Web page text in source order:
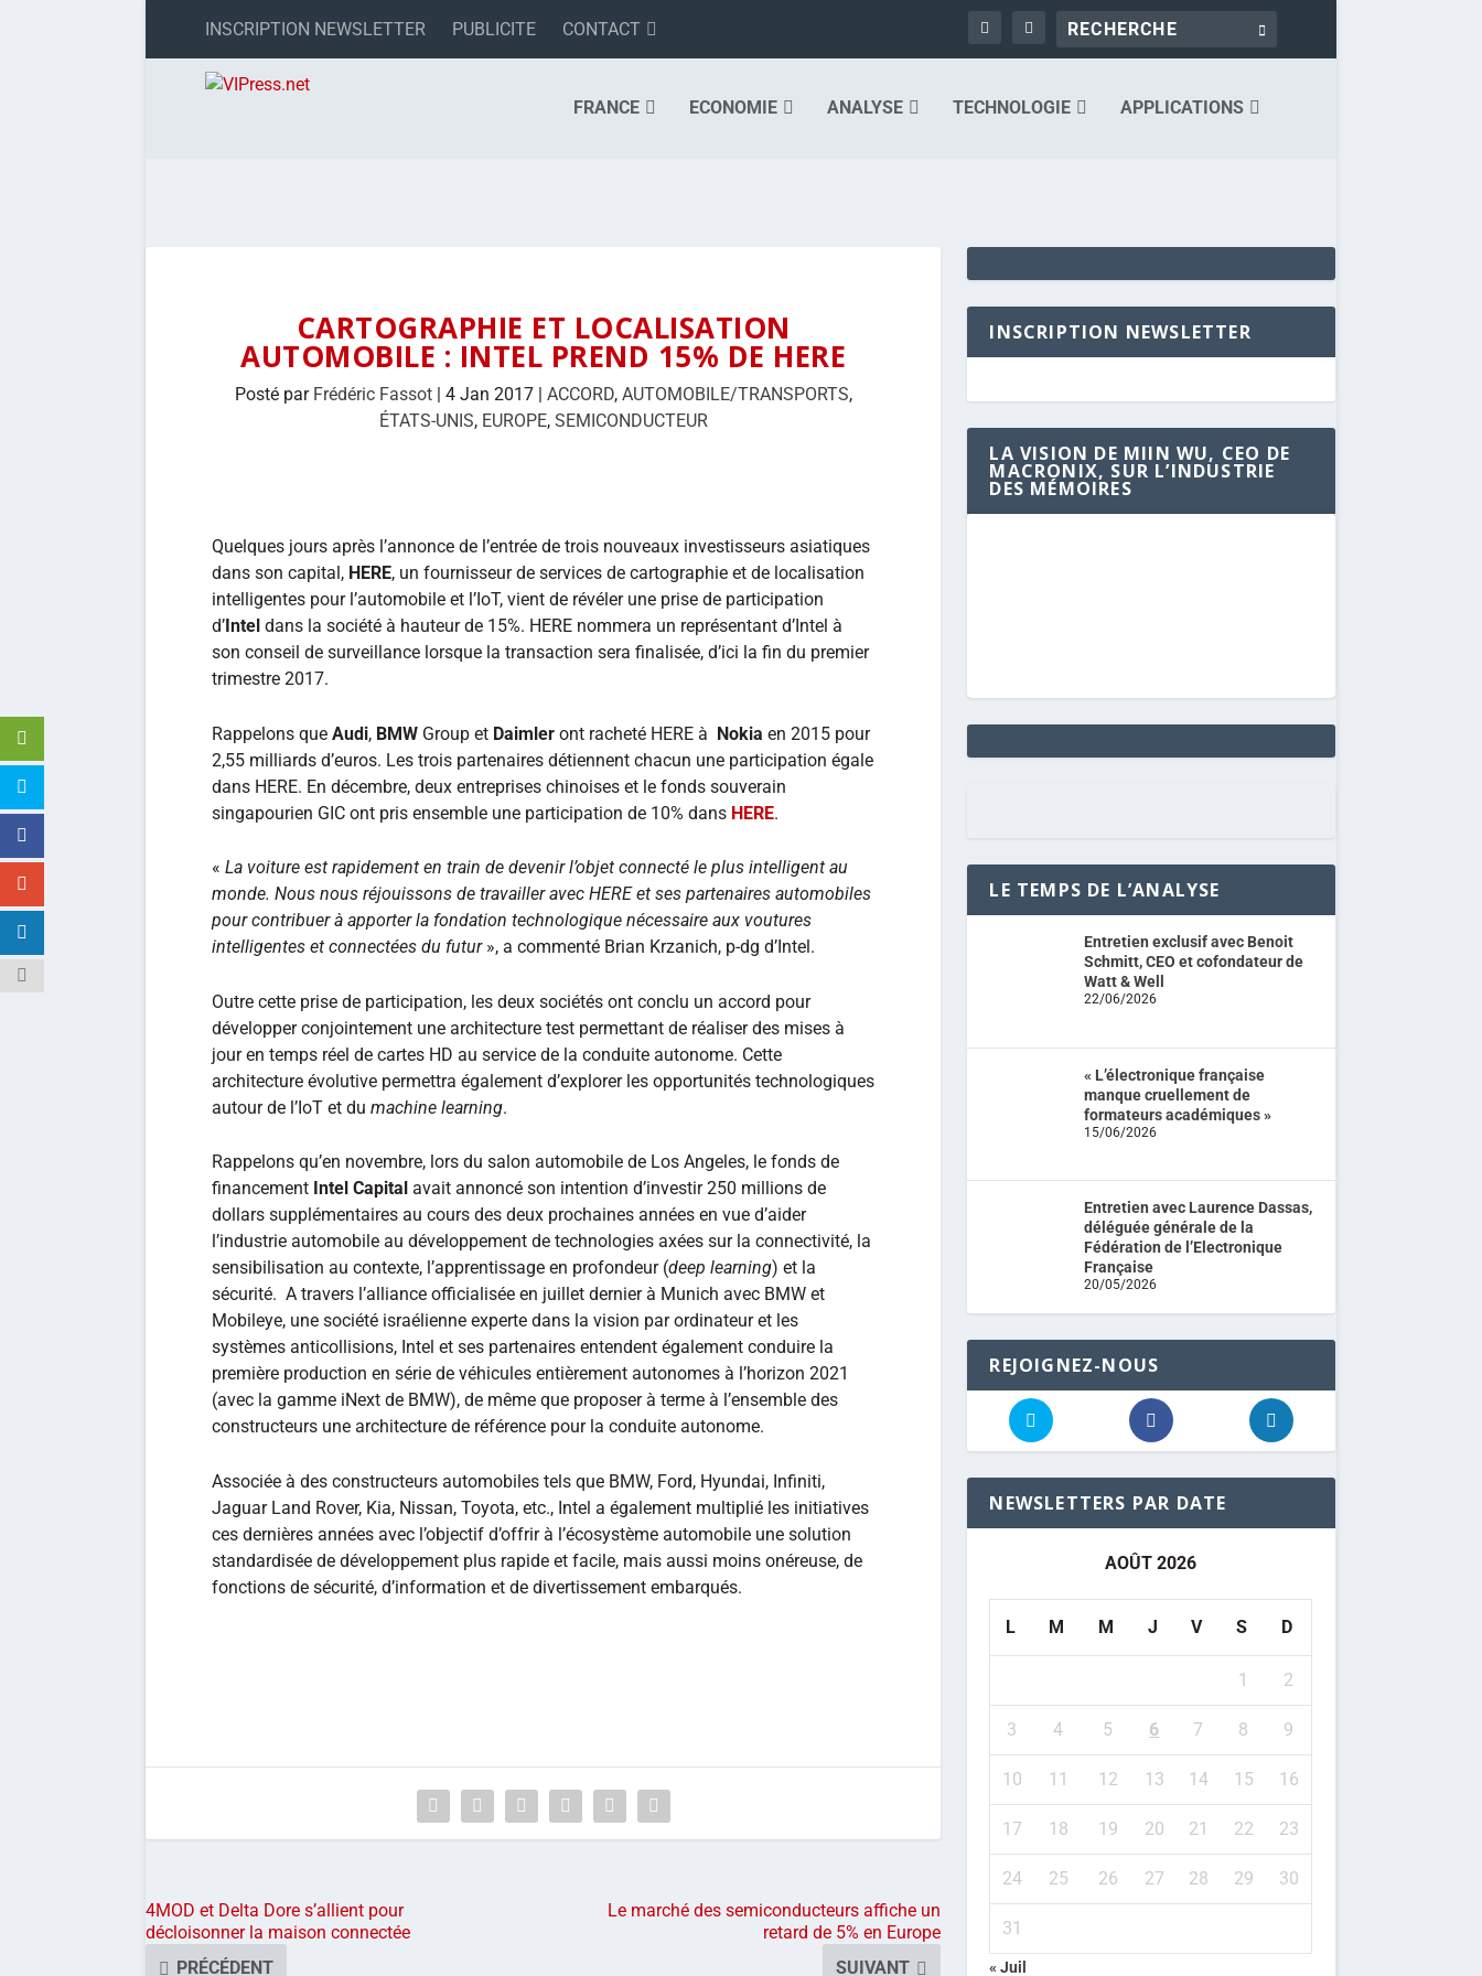
INSCRIPTION NEWSLETTER PUBLICITE CONTACT
FRANCE ECONOMIE ANALYSE TECHNOLOGIE APPLICATIONS
CARTOGRAPHIE ET LOCALISATION
AUTOMOBILE : INTEL PREND 15% DE HERE
Posté par Frédéric Fassot| 4 Jan 2017| ACCORD, AUTOMOBILE/TRANSPORTS,
ÉTATS-UNIS, EUROPE, SEMICONDUCTEUR
Quelques jours après l’annonce de l’entrée de trois nouveaux investisseurs asiatiques
dans son capital, HERE, un fournisseur de services de cartographie et de localisation
intelligentes pour l’automobile et l’IoT, vient de révéler une prise de participation
d’Intel dans la société à hauteur de 15%. HERE nommera un représentant d’Intel à
son conseil de surveillance lorsque la transaction sera finalisée, d’ici la fin du premier
trimestre 2017.
Rappelons que Audi, BMW Group et Daimler ont racheté HERE à Nokia en 2015 pour
2,55 milliards d’euros. Les trois partenaires détiennent chacun une participation égale
dans HERE. En décembre, deux entreprises chinoises et le fonds souverain
singapourien GIC ont pris ensemble une participation de 10% dans HERE.
« La voiture est rapidement en train de devenir l’objet connecté le plus intelligent au
monde. Nous nous réjouissons de travailler avec HERE et ses partenaires automobiles
pour contribuer à apporter la fondation technologique nécessaire aux voutures
intelligentes et connectées du futur», a commenté Brian Krzanich, p-dg d’Intel.
Outre cette prise de participation, les deux sociétés ont conclu un accord pour
développer conjointement une architecture test permettant de réaliser des mises à
jour en temps réel de cartes HD au service de la conduite autonome. Cette
architecture évolutive permettra également d’explorer les opportunités technologiques
autour de l’IoT et du machine learning.
Rappelons qu’en novembre, lors du salon automobile de Los Angeles, le fonds de
financement Intel Capital avait annoncé son intention d’investir 250 millions de
dollars supplémentaires au cours des deux prochaines années en vue d’aider
l’industrie automobile au développement de technologies axées sur la connectivité, la
sensibilisation au contexte, l’apprentissage en profondeur (deep learning) et la
sécurité. A travers l’alliance officialisée en juillet dernier à Munich avec BMW et
Mobileye, une société israélienne experte dans la vision par ordinateur et les
systèmes anticollisions, Intel et ses partenaires entendent également conduire la
première production en série de véhicules entièrement autonomes à l’horizon 2021
(avec la gamme iNext de BMW), de même que proposer à terme à l’ensemble des
constructeurs une architecture de référence pour la conduite autonome.
Associée à des constructeurs automobiles tels que BMW, Ford, Hyundai, Infiniti,
Jaguar Land Rover, Kia, Nissan, Toyota, etc., Intel a également multiplié les initiatives
ces dernières années avec l’objectif d’offrir à l’écosystème automobile une solution
standardisée de développement plus rapide et facile, mais aussi moins onéreuse, de
fonctions de sécurité, d’information et de divertissement embarqués.
4MOD et Delta Dore s’allient pour
décloisonner la maison connectée
PRÉCÉDENT
Le marché des semiconducteurs affiche un
retard de 5% en Europe
SUIVANT
INSCRIPTION NEWSLETTER
LA VISION DE MIIN WU, CEO DE
MACRONIX, SUR L’INDUSTRIE
DES MÉMOIRES
LE TEMPS DE L’ANALYSE
Entretien exclusif avec Benoit
Schmitt, CEO et cofondateur de
Watt & Well
22/06/2026
« L’électronique française
manque cruellement de
formateurs académiques »
15/06/2026
Entretien avec Laurence Dassas,
déléguée générale de la
Fédération de l’Electronique
Française
20/05/2026
REJOIGNEZ-NOUS
NEWSLETTERS PAR DATE
AOÛT 2026
L M M J V S D
1 2
3 4 5 6 7 8 9
10 11 12 13 14 15 16
17 18 19 20 21 22 23
24 25 26 27 28 29 30
31
« Juil